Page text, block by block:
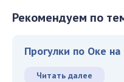
Рекомендуем по
Прогулки по Оке
Читать далее